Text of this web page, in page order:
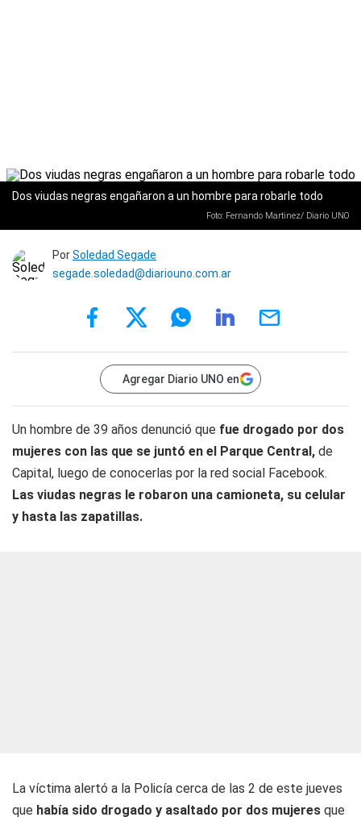
Dos viudas negras engañaron a un hombre para robarle todo
Foto: Fernando Martinez/ Diario UNO
PorSoledad Segade
segade.soledad@diariouno.com.ar
Agregar Diario UNO en
Un hombre de 39 años denunció que fue drogado por dos
mujeres con las que se juntó en el Parque Central, de
Capital, luego de conocerlas por la red social Facebook.
Las viudas negras le robaron una camioneta, su celular
y hasta las zapatillas.
La víctima alertó a la Policía cerca de las 2 de este jueves
que había sido drogado y asaltado por dos mujeres que